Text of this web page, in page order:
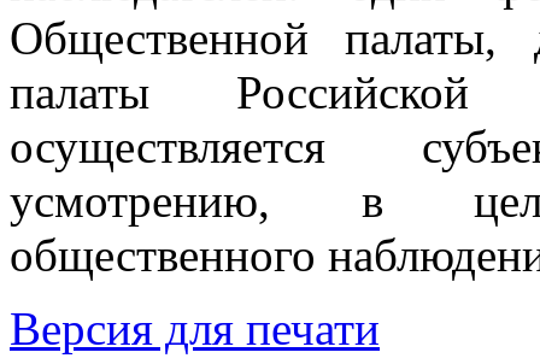
Общественной
палаты Российской
осуществляется
усмотрению, в
общественного
Версия для печати